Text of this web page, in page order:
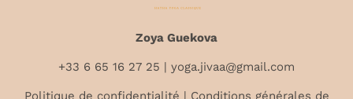
Zoya Guekova
+33 6 65 16 27 25 | yoga.jivaa@gmail.com
Politique de confidentialité | Conditions générales de